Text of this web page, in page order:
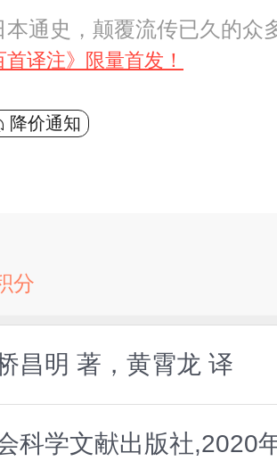
通史，颠覆流传已久的众
译注》限量首发！
降价通知
分
昌明 著，黄霄龙 译
科学文献出版社,2020